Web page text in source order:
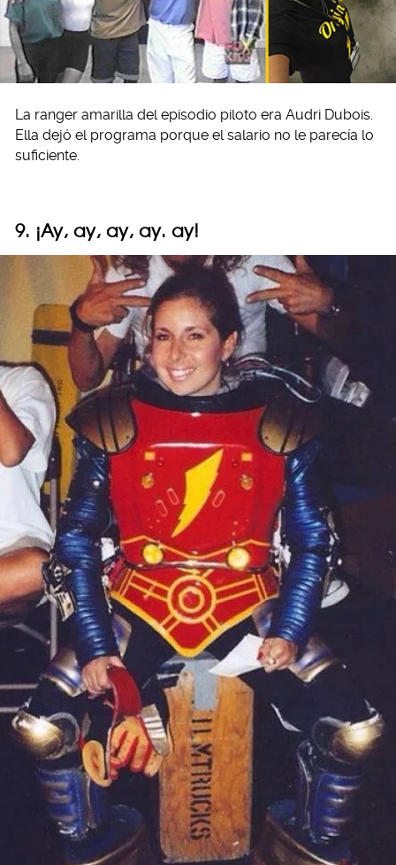
La ranger amarilla del episodio piloto era Audri Dubois.
Ella dejó el programa porque el salario no le parecía lo
suficiente.
9. ¡Ay, ay, ay, ay. ay!